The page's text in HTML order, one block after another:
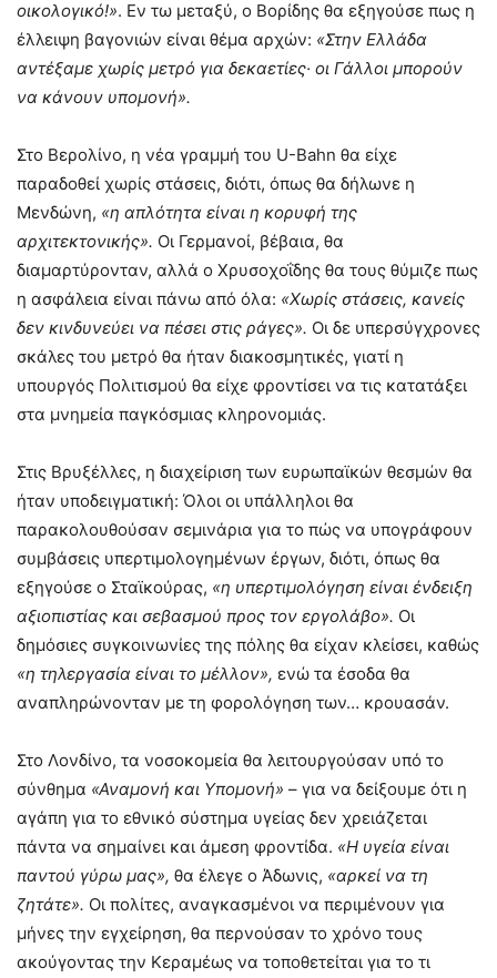
οικολογικό!». Εν τω μεταξύ, ο Βορίδης θα εξηγούσε πως η
έλλειψη βαγονιών είναι θέμα αρχών: «Στην Ελλάδα
αντέξαμε χωρίς μετρό για δεκαετίες· οι Γάλλοι μπορούν
να κάνουν υπομονή».
Στο Βερολίνο, η νέα γραμμή του U-Bahn θα είχε
παραδοθεί χωρίς στάσεις, διότι, όπως θα δήλωνε η
Μενδώνη, «η απλότητα είναι η κορυφή της
αρχιτεκτονικής». Οι Γερμανοί, βέβαια, θα
διαμαρτύρονταν, αλλά ο Χρυσοχοΐδης θα τους θύμιζε πως
η ασφάλεια είναι πάνω από όλα: «Χωρίς στάσεις, κανείς
δεν κινδυνεύει να πέσει στις ράγες». Οι δε υπερσύγχρονες
σκάλες του μετρό θα ήταν διακοσμητικές, γιατί η
υπουργός Πολιτισμού θα είχε φροντίσει να τις κατατάξει
στα μνημεία παγκόσμιας κληρονομιάς.
Στις Βρυξέλλες, η διαχείριση των ευρωπαϊκών θεσμών θα
ήταν υποδειγματική: Όλοι οι υπάλληλοι θα
παρακολουθούσαν σεμινάρια για το πώς να υπογράφουν
συμβάσεις υπερτιμολογημένων έργων, διότι, όπως θα
εξηγούσε ο Σταϊκούρας, «η υπερτιμολόγηση είναι ένδειξη
αξιοπιστίας και σεβασμού προς τον εργολάβο». Οι
δημόσιες συγκοινωνίες της πόλης θα είχαν κλείσει, καθώς
«η τηλεργασία είναι το μέλλον», ενώ τα έσοδα θα
αναπληρώνονταν με τη φορολόγηση των… κρουασάν.
Στο Λονδίνο, τα νοσοκομεία θα λειτουργούσαν υπό το
σύνθημα «Αναμονή και Υπομονή» – για να δείξουμε ότι η
αγάπη για το εθνικό σύστημα υγείας δεν χρειάζεται
πάντα να σημαίνει και άμεση φροντίδα. «Η υγεία είναι
παντού γύρω μας», θα έλεγε ο Άδωνις, «αρκεί να τη
ζητάτε». Οι πολίτες, αναγκασμένοι να περιμένουν για
μήνες την εγχείρηση, θα περνούσαν το χρόνο τους
ακούγοντας την Κεραμέως να τοποθετείται για το τι